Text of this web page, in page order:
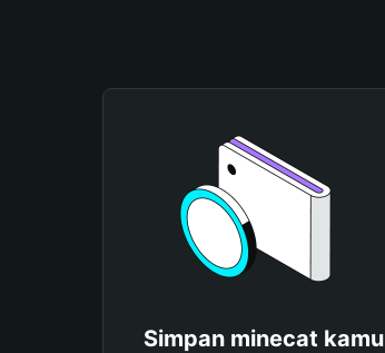
Simpan minecat kamu